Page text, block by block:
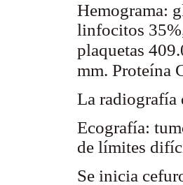
Hemograma:
linfocitos
plaquetas
mm. Proteína
La radiografía
Ecografía:
de límites
Se inicia